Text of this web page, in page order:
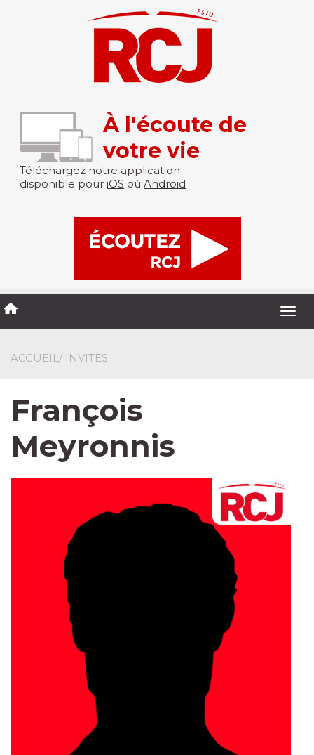
À l'écoute de
votre vie
Téléchargez notre application
disponible pour iOS où Android
ACCUEIL/ INVITES
François
Meyronnis